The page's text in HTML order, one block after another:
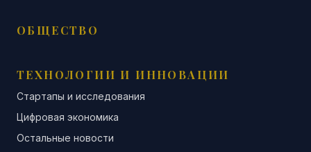
ОБЩЕСТВО
ТЕХНОЛОГИИ И ИННОВАЦИИ
Стартапы и исследования
Цифровая экономика
Остальные новости